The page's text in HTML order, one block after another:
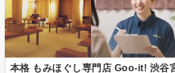
本格 もみほぐし専門店 Goo-it! 渋谷